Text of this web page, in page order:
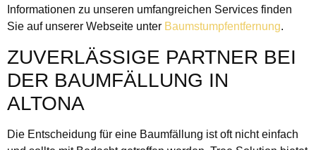
Informationen zu unseren umfangreichen Services finden
Sie auf unserer Webseite unter Baumstumpfentfernung.
ZUVERLÄSSIGE PARTNER BEI
DER BAUMFÄLLUNG IN
ALTONA
Die Entscheidung für eine Baumfällung ist oft nicht einfach